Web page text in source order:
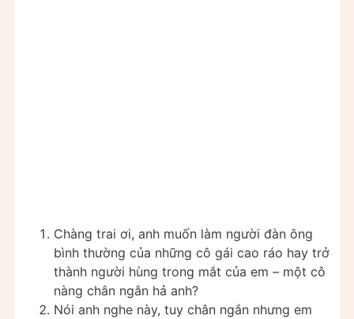
Chàng trai ơi, anh muốn làm người đàn ông
bình thường của những cô gái cao ráo hay trở
thành người hùng trong mắt của em – một cô
nàng chân ngắn hả anh?
Nói anh nghe này, tuy chân ngắn nhưng em